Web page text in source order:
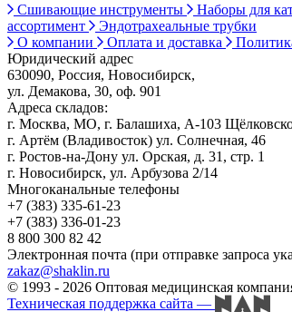
Сшивающие инструменты
Наборы для
ассортимент
Эндотрахеальные трубки
О компании
Оплата и доставка
Юридический адрес
630090, Россия, Новосибирск,
ул. Демакова, 30, оф. 901
Адреса складов:
г. Москва, МО, г. Балашиха, А-103
г. Артём (Владивосток) ул. Солнечная, 46
г. Ростов-на-Дону ул. Орская, д. 31, стр. 1
г. Новосибирск, ул. Арбузова 2/14
Многоканальные телефоны
+7 (383) 335-61-23
+7 (383) 336-01-23
8 800 300 82 42
Электронная почта (при отправке запроса
zakaz@shaklin.ru
© 1993 - 2026 Оптовая медицинская
Техническая поддержка сайта —